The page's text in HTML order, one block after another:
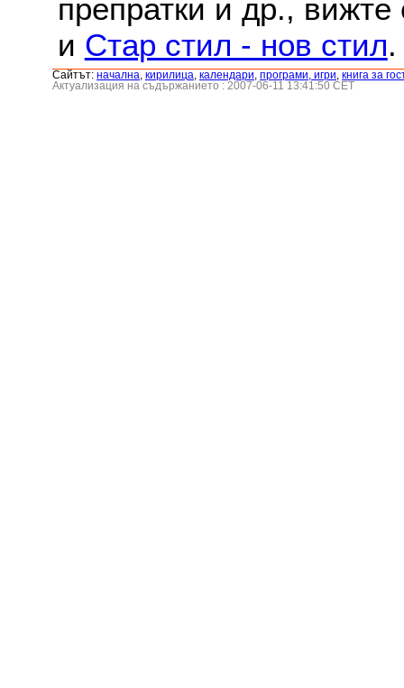
препратки и др.,
и Стар стил - нов стил.
Сайтът: началнa кирилица календари програми, игри книга за
Актуализация на съдържанието : 2007-06-11 13:41:50 CET